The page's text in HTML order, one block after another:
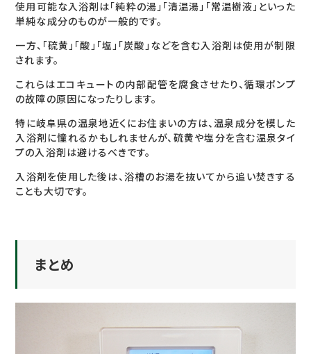
使用可能な入浴剤は「純粋の湯」「清温湯」「常温樹液」といった
単純な成分のものが一般的です。
一方、「硫黄」「酸」「塩」「炭酸」などを含む入浴剤は使用が制限
されます。
これらはエコキュートの内部配管を腐食させたり、循環ポンプ
の故障の原因になったりします。
特に岐阜県の温泉地近くにお住まいの方は、温泉成分を模した
入浴剤に憧れるかもしれませんが、硫黄や塩分を含む温泉タイ
プの入浴剤は避けるべきです。
入浴剤を使用した後は、浴槽のお湯を抜いてから追い焚きする
ことも大切です。
まとめ